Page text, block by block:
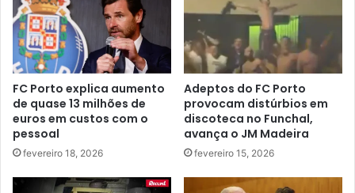
FC Porto explica aumento
de quase 13 milhões de
euros em custos com o
pessoal
fevereiro 18, 2026
Adeptos do FC Porto
provocam distúrbios em
discoteca no Funchal,
avança o JM Madeira
fevereiro 15, 2026